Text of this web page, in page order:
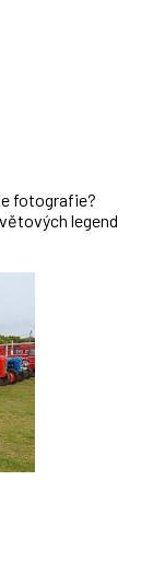
fotografie?
legend